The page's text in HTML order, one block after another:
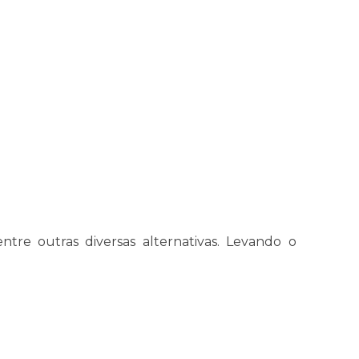
outras diversas alternativas. Levando o